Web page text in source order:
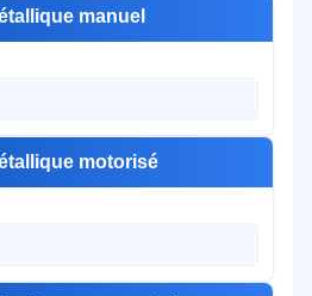
manuel
motorisé